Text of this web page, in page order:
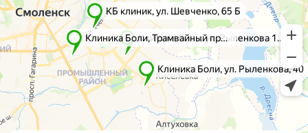
Диагностика
МРТ
КТ
УЗИ
Анализы
Чек-Апы
Лечение
Травматолог и ортопед
Невролог
Флеболог
Нейрохирург
Дерматолог